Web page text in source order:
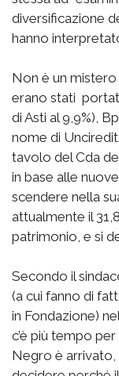
diversificazione
hanno
Non è un
erano stati
di Asti al 9,9%),
nome di
tavolo del Cda
in base alle
scendere nella
attualmente il
patrimonio, e si
Secondo il
(a cui fanno di
in Fondazione)
c’è più tempo
Negro è arrivato,